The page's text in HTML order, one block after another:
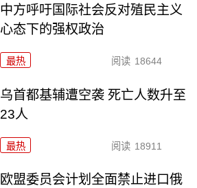
中方呼吁国际社会反对殖民主义
心态下的强权政治
最热 阅读 18644
乌首都基辅遭空袭 死亡人数升至
23人
最热 阅读 18911
欧盟委员会计划全面禁止进口俄